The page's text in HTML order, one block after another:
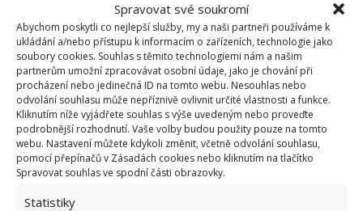
Spravovat své soukromí
Abychom poskytli co nejlepší služby, my a naši partneři používáme k
ukládání a/nebo přístupu k informacím o zařízeních, technologie jako
soubory cookies. Souhlas s těmito technologiemi nám a našim
partnerům umožní zpracovávat osobní údaje, jako je chování při
procházení nebo jedinečná ID na tomto webu. Nesouhlas nebo
odvolání souhlasu může nepříznivě ovlivnit určité vlastnosti a funkce.
Kliknutím níže vyjádřete souhlas s výše uvedeným nebo proveďte
podrobnější rozhodnutí. Vaše volby budou použity pouze na tomto
webu. Nastavení můžete kdykoli změnit, včetně odvolání souhlasu,
pomocí přepínačů v Zásadách cookies nebo kliknutím na tlačítko
Spravovat souhlas ve spodní části obrazovky.
Statistiky
nezapomeňte si k ruce připravit hadr kvůli
zachycené vodě. Choroboplodné zárodky se u pračky
hromadí také v zásuvce na prášek a aviváž. Čas od
času ji tedy otřete dezinfekcí.